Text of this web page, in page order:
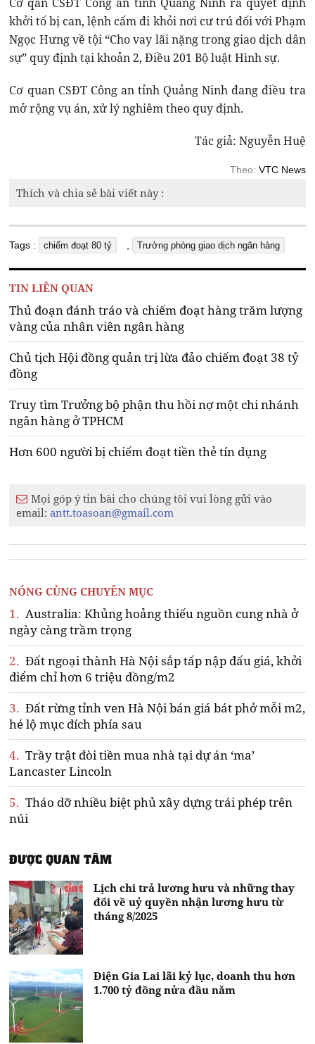
khởi tố bị can, lệnh cấm đi khỏi nơi cư trú đối với Phạm
Ngọc Hưng về tội “Cho vay lãi nặng trong giao dịch dân
sự” quy định tại khoản 2, Điều 201 Bộ luật Hình sự.
Cơ quan CSĐT Công an tỉnh Quảng Ninh đang điều tra
mở rộng vụ án, xử lý nghiêm theo quy định.
Tác giả: Nguyễn Huệ
Theo: VTC News
Thích và chia sẻ bài viết này :
Tags : chiếm đoạt 80 tỷ , Trưởng phòng giao dịch ngân hàng
TIN LIÊN QUAN
Thủ đoạn đánh tráo và chiếm đoạt hàng trăm lượng
vàng của nhân viên ngân hàng
Chủ tịch Hội đồng quản trị lừa đảo chiếm đoạt 38 tỷ
đồng
Truy tìm Trưởng bộ phận thu hồi nợ một chi nhánh
ngân hàng ở TPHCM
Hơn 600 người bị chiếm đoạt tiền thẻ tín dụng
Mọi góp ý tin bài cho chúng tôi vui lòng gửi vào
email:antt.toasoan@gmail.com
NÓNG CÙNG CHUYÊN MỤC
1. Australia: Khủng hoảng thiếu nguồn cung nhà ở
ngày càng trầm trọng
2. Đất ngoại thành Hà Nội sắp tấp nập đấu giá, khởi
điểm chỉ hơn 6 triệu đồng/m2
3. Đất rừng tỉnh ven Hà Nội bán giá bát phở mỗi m2,
hé lộ mục đích phía sau
4. Trầy trật đòi tiền mua nhà tại dự án ‘ma’
Lancaster Lincoln
5. Tháo dỡ nhiều biệt phủ xây dựng trái phép trên
núi
ĐƯỢC QUAN TÂM
Lịch chi trả lương hưu và những thay
đổi về uỷ quyền nhận lương hưu từ
tháng 8/2025
Điện Gia Lai lãi kỷ lục, doanh thu hơn
1.700 tỷ đồng nửa đầu năm